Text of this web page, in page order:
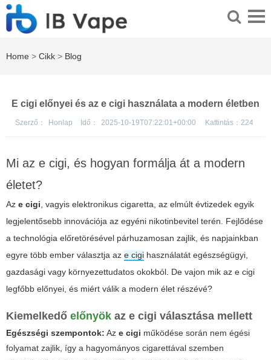
Home > Cikk > Blog
E cigi előnyei és az e cigi használata a modern életben
Szerző： Honlap Idő： 2025-10-19T07:22:01+00:00 Kattintás： 224
Mi az e cigi, és hogyan formálja át a modern
életet?
Az e cigi, vagyis elektronikus cigaretta, az elmúlt évtizedek egyik
legjelentősebb innovációja az egyéni nikotinbevitel terén. Fejlődése
a technológia előretörésével párhuzamosan zajlik, és napjainkban
egyre több ember választja az e cigi használatát egészségügyi,
gazdasági vagy környezettudatos okokból. De vajon mik az e cigi
legfőbb előnyei, és miért válik a modern élet részévé?
Kiemelkedő előnyök az e cigi választása mellett
Egészségi szempontok: Az e cigi működése során nem égési
folyamat zajlik, így a hagyományos cigarettával szemben